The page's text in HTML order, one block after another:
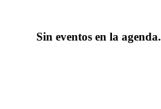
Sin eventos en la agenda.